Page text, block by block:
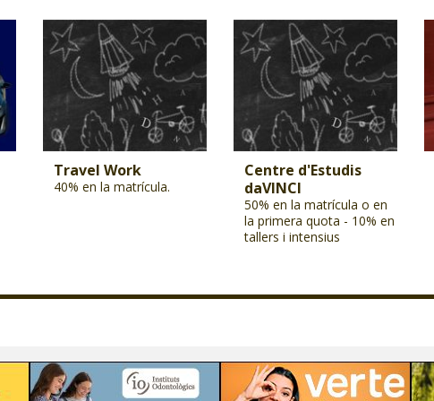
Travel Work
40% en la matrícula.
Centre d'Estudis
daVINCI
50% en la matrícula o en
la primera quota - 10% en
tallers i intensius